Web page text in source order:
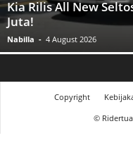
Kia Rilis All New
Juta!
Nabilla - 4 August 2026
Copyright
©